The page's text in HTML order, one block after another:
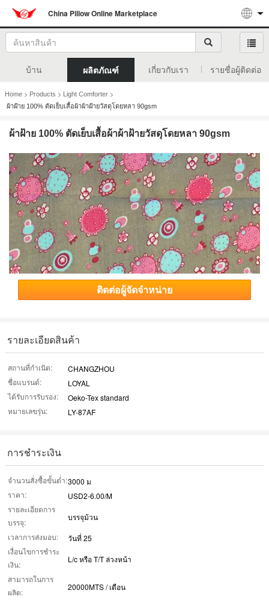
China Pillow Online Marketplace
บ้าน ผลิตภัณฑ์ เกี่ยวกับเรา รายชื่อผู้ติดต่อ
Home > Products > Light Comforter >
ผ้าฝ้าย 100% ตัดเย็บเสื้อผ้าผ้าฝ้ายวัสดุโดยหลา 90gsm
ผ้าฝ้าย 100% ตัดเย็บเสื้อผ้าผ้าฝ้ายวัสดุโดยหลา 90gsm
ติดต่อผู้จัดจำหน่าย
รายละเอียดสินค้า
สถานที่กำเนิด:
CHANGZHOU
ชื่อแบรนด์:
LOYAL
ได้รับการรับรอง:
Oeko-Tex standard
หมายเลขรุ่น:
LY-87AF
การชำระเงิน
จำนวนสั่งซื้อขั้นต่ำ:3000 ม
ราคา:
USD2-6.00/M
รายละเอียดการ
บรรจุ:
บรรจุม้วน
เวลาการส่งมอบ:
วันที่ 25
เงื่อนไขการชำระ
เงิน:
L/c หรือ T/T ล่วงหน้า
สามารถในการ
ผลิต:
20000MTS / เดือน